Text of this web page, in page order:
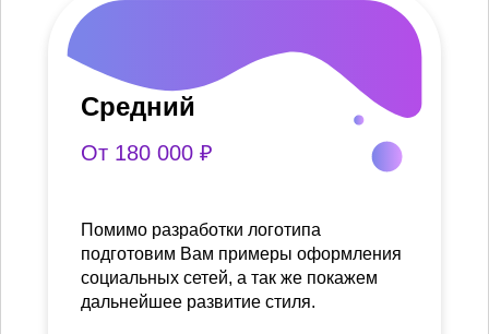
Средний
От 180 000 ₽
Помимо разработки логотипа
подготовим Вам примеры оформления
социальных сетей, а так же покажем
дальнейшее развитие стиля.